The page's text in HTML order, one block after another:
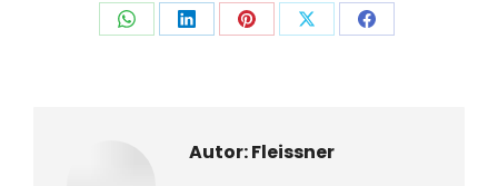
Auf
Auf
Auf
Auf
Auf
Autor:Fleissner